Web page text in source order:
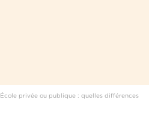
École privée ou publique : quelles différences